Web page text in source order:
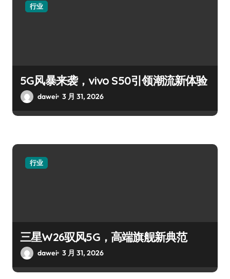
行业
5G风暴来袭，vivo S50引领潮流新体验
dawei 3 月 31, 2026
行业
三星W26驭风5G，高端旗舰新典范
dawei 3 月 31, 2026